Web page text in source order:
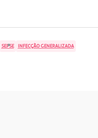
SEPSE INFECÇÃO GENERALIZADA